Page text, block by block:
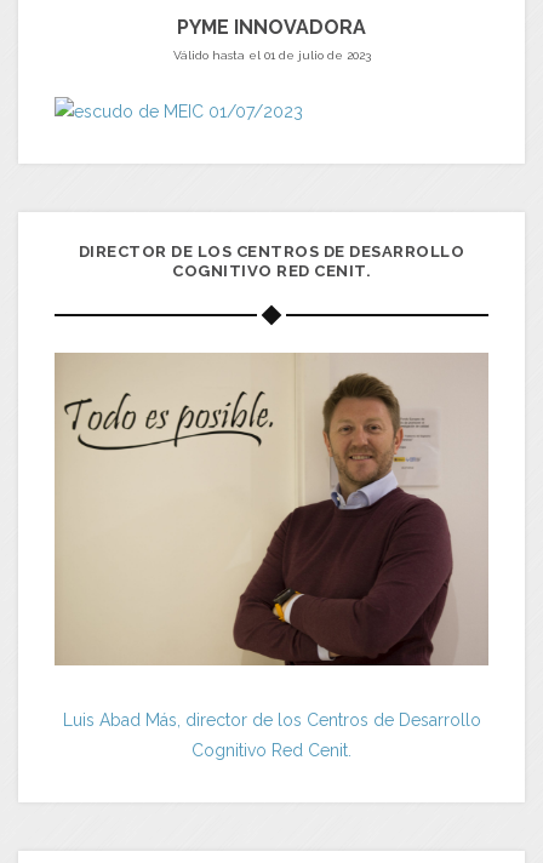
PYME INNOVADORA
Válido hasta el 01 de julio de 2023
DIRECTOR DE LOS CENTROS DE DESARROLLO
COGNITIVO RED CENIT.
Luis Abad Más, director de los Centros de Desarrollo
Cognitivo Red Cenit.